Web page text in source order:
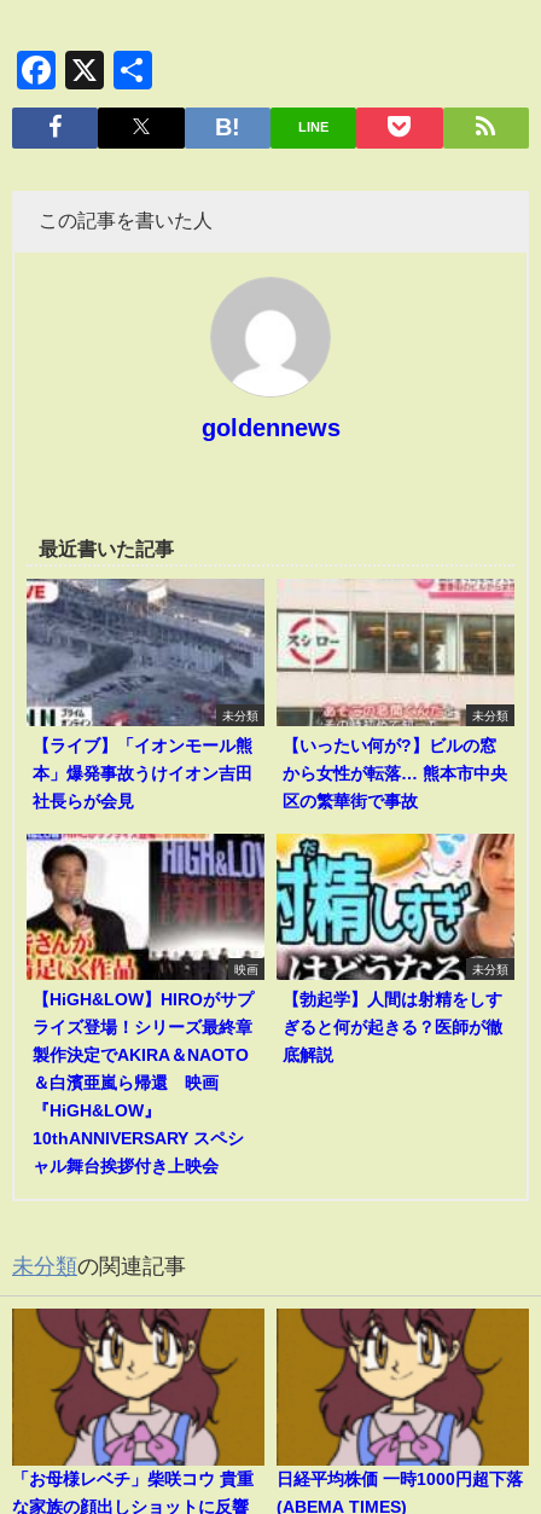
Facebook
X
有
LINE
この記事を書いた人
goldennews
最近書いた記事
未分類
【ライブ】「イオンモール熊
本」爆発事故うけイオン吉田
社長らが会見
未分類
【いったい何が?】ビルの窓
から女性が転落… 熊本市中央
区の繁華街で事故
映画
【HiGH&LOW】HIROがサプ
ライズ登場！シリーズ最終章
製作決定でAKIRA＆NAOTO
＆白濱亜嵐ら帰還 映画
『HiGH&LOW』
10thANNIVERSARY スペシ
ャル舞台挨拶付き上映会
未分類
【勃起学】人間は射精をしす
ぎると何が起きる？医師が徹
底解説
未分類の関連記事
「お母様レベチ」柴咲コウ 貴重
な家族の顔出しショットに反響
日経平均株価 一時1000円超下落
(ABEMA TIMES)